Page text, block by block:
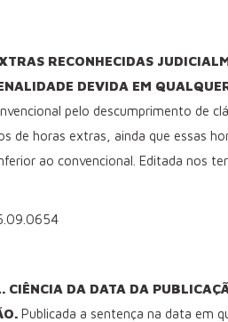
RECONHECIDAS
DEVIDA EM
pelo descumprimento de
de horas extras, ainda que essas
ao convencional. Editada nos
CIÊNCIA DA DATA DA
Publicada a sentença na data em